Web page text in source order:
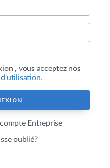
, vous acceptez nos
.
Entreprise
oublié?